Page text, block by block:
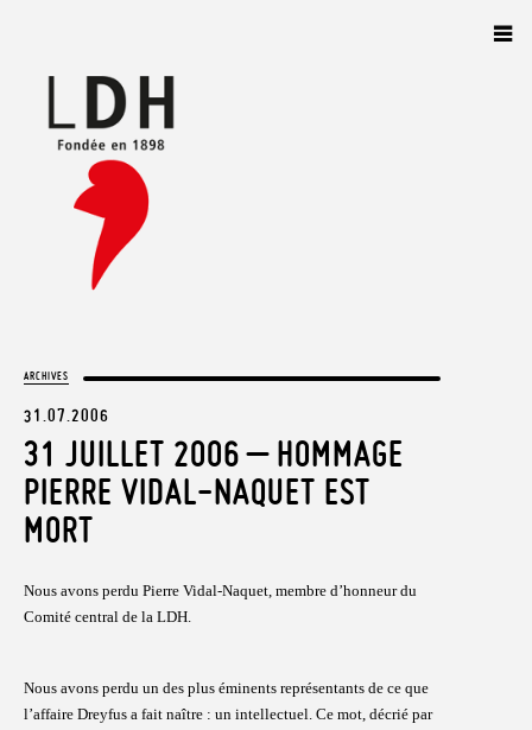
ARCHIVES
31.07.2006
31 JUILLET 2006 – HOMMAGE
PIERRE VIDAL-NAQUET EST
MORT
Nous avons perdu Pierre Vidal-Naquet, membre d’honneur du
Comité central de la LDH.
Nous avons perdu un des plus éminents représentants de ce que
l’affaire Dreyfus a fait naître : un intellectuel. Ce mot, décrié par